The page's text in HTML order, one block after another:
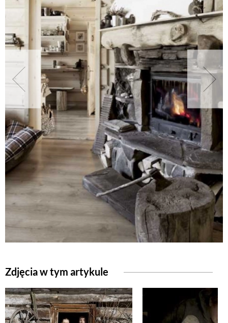
Zdjęcia w tym artykule
ZIELEŃ W DOMU
PROJEKTOWANIE OGRODU
NATURALNIE
URODA
NATURALNA APTECZKA
DLA DOMU
EKO ŻYCIE
ZWIERZĘTA W NATURZE